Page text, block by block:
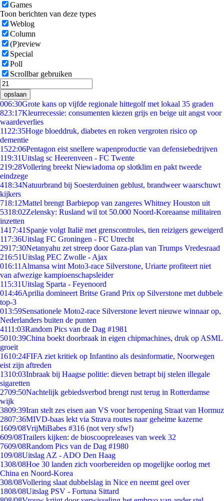
Games
Toon berichten van deze types
Weblog
Column
(P)review
Special
Poll
Scrollbar gebruiken
opslaan
006:30Grote kans op vijfde regionale hittegolf met lokaal 35 graden
823:17Kleurrecessie: consumenten kiezen grijs en beige uit angst voor
waardeverlies
11 22:35Hoge bloeddruk, diabetes en roken vergroten risico op
dementie
1522:06Pentagon eist snellere wapenproductie van defensiebedrijven
119:31Uitslag sc Heerenveen - FC Twente
219:28Vollering breekt Niewiadoma op slotklim en pakt tweede
eindzege
418:34Natuurbrand bij Soesterduinen geblust, brandweer waarschuwt
kijkers
718:12Mattel brengt Barbiepop van zangeres Whitney Houston uit
5318:02Zelensky: Rusland wil tot 50.000 Noord-Koreaanse militairen
inzetten
1417:41 Spanje volgt Italië met grenscontroles, tien reizigers geweigerd
117:36Uitslag FC Groningen - FC Utrecht
2917:30Netanyahu zet streep door Gaza-plan van Trumps Vredesraad
216:51Uitslag PEC Zwolle - Ajax
016:11 Almansa wint Moto3-race Silverstone, Uriarte profiteert niet
van afwezige kampioenschapsleider
115:31Uitslag Sparta - Feyenoord
014:46Aprilia domineert Britse Grand Prix op Silverstone met dubbele
top-3
013:59Sensationele Moto2-race Silverstone levert nieuwe winnaar op,
Nederlanders buiten de punten
4111:03Random Pics van de Dag #1981
5010:39China boekt doorbraak in eigen chipmachines, druk op ASML
groeit
1610:24FIFA ziet kritiek op Infantino als desinformatie, Noorwegen
eist zijn aftreden
1310:03Inbraak bij Haagse politie: dieven betrapt bij stelen illegale
sigaretten
2709:50Nachtelijk gebiedsverbod brengt rust terug in Rotterdamse
wijk
3809:39Iran stelt zes eisen aan VS voor heropening Straat van Hormuz
2807:36MIVD-baas lekt via Strava routes naar geheime kazerne
1609/08VrijMiBabes #316 (not very sfw!)
609/08Trailers kijken: de bioscoopreleases van week 32
7609/08Random Pics van de Dag #1980
109/08Uitslag AZ - ADO Den Haag
1308/08Hoe 30 landen zich voorbereiden op mogelijke oorlog met
China en Noord-Korea
308/08Vollering slaat dubbelslag in Nice en neemt geel over
1808/08Uitslag PSV - Fortuna Sittard